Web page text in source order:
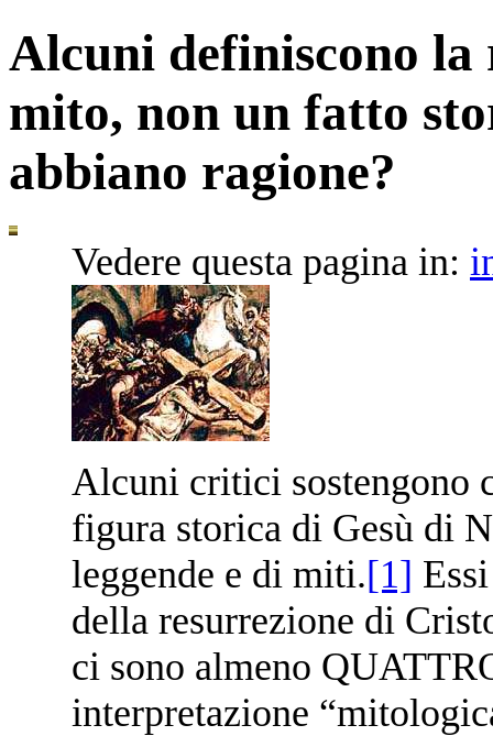
Alcuni definiscono
mito, non un fatto
abbiano ragione?
Vedere questa pagina in:
Alcuni critici sostengono
figura storica di Gesù di
leggende e di miti.[1]
della resurrezione di
ci sono almeno
interpretazione